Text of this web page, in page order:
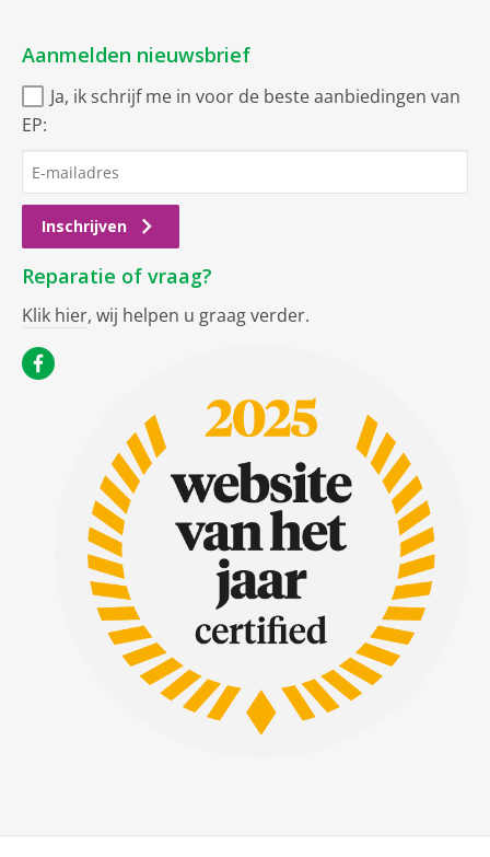
Aanmelden nieuwsbrief
Ja, ik schrijf me in voor de beste aanbiedingen van
EP:
Inschrijven
Reparatie of vraag?
Klik hier, wij helpen u graag verder.